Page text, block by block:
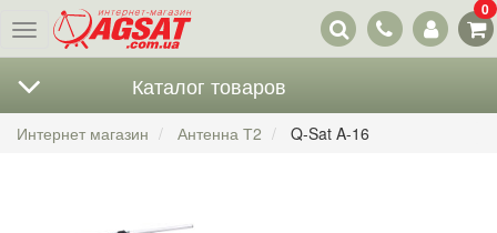
Меню
Наши
контакты
0
Каталог товаров
Интернет магазин Антенна Т2 Q-Sat A-16